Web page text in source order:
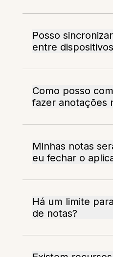
Posso
entre
Como posso
fazer anotações
Minhas notas
eu fechar o
Há um limite
de notas?